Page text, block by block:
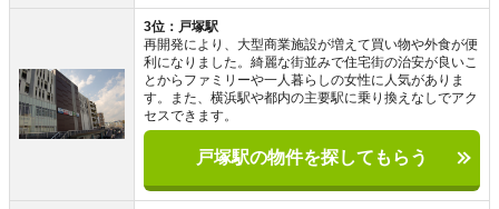
3位：戸塚駅
再開発により、大型商業施設が増えて買い物や外食が便
利になりました。綺麗な街並みで住宅街の治安が良いこ
とからファミリーや一人暮らしの女性に人気がありま
す。また、横浜駅や都内の主要駅に乗り換えなしでアク
セスできます。
戸塚駅の物件を探してもらう